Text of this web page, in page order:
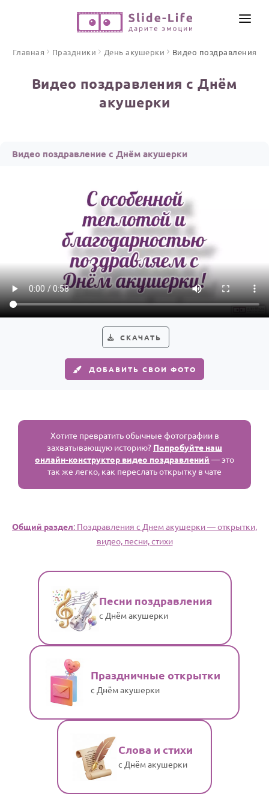
Открытки
С Днем рождения
Юбилей
Свадьба
Годовщина свадьбы
Календарь праздников
Женщине
Мужчине
Детям
Все родственники
По именам
ИНСТРУМЕНТЫ
Главная Праздники День акушерки Видео поздравления
Видео поздравления с Днём
акушерки
Видео поздравление с Днём акушерки
СКАЧАТЬ
ДОБАВИТЬ СВОИ ФОТО
Хотите превратить обычные фотографии в
захватывающую историю? Попробуйте наш
онлайн-конструктор видео поздравлений — это
так же легко, как переслать открытку в чате
Общий раздел: Поздравления с Днем акушерки — открытки,
видео, песни, стихи
Песни поздравления
с Днём акушерки
Праздничные открытки
с Днём акушерки
Слова и стихи
с Днём акушерки